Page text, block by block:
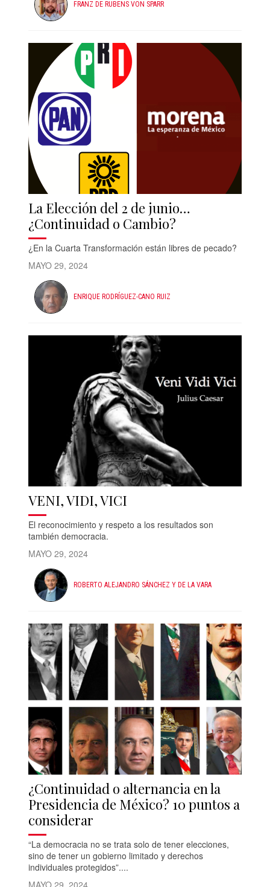
FRANZ DE RUBENS VON SPARR
La Elección del 2 de junio…
¿Continuidad o Cambio?
¿En la Cuarta Transformación están libres de pecado?
MAYO 29, 2024
ENRIQUE RODRÍGUEZ-CANO RUIZ
VENI, VIDI, VICI
El reconocimiento y respeto a los resultados son
también democracia.
MAYO 29, 2024
ROBERTO ALEJANDRO SÁNCHEZ Y DE LA VARA
¿Continuidad o alternancia en la
Presidencia de México? 10 puntos a
considerar
“La democracia no se trata solo de tener elecciones,
sino de tener un gobierno limitado y derechos
individuales protegidos”....
MAYO 29, 2024